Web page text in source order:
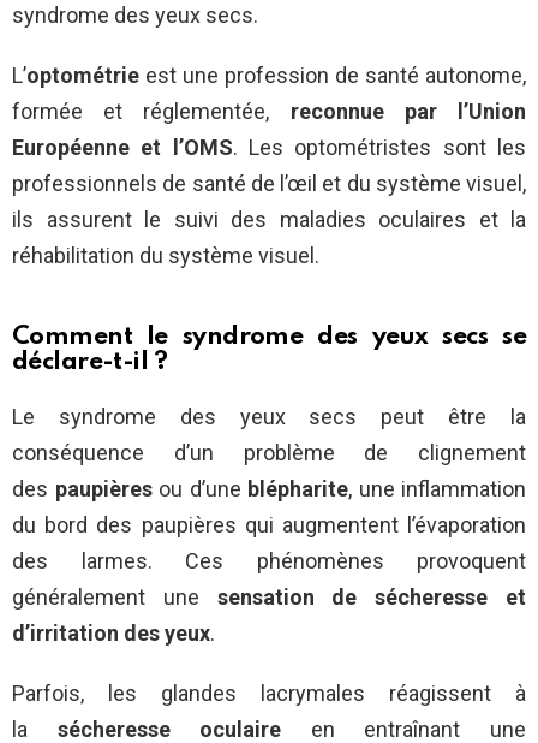
syndrome des yeux secs.
L’optométrie est une profession de santé autonome,
formée et réglementée, reconnue par l’Union
Européenne et l’OMS. Les optométristes sont les
professionnels de santé de l’œil et du système visuel,
ils assurent le suivi des maladies oculaires et la
réhabilitation du système visuel.
Comment le syndrome des yeux secs se
déclare-t-il ?
Le syndrome des yeux secs peut être la
conséquence d’un problème de clignement
des paupièresou d’une blépharite, une inflammation
du bord des paupières qui augmentent l’évaporation
des larmes. Ces phénomènes provoquent
généralement une sensation de sécheresse et
d’irritation des yeux.
Parfois, les glandes lacrymales réagissent à
la sécheresse oculaire en entraînant une